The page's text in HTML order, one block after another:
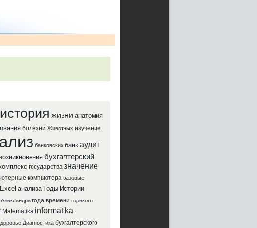
история жизни анатомия
болезни Животных изучение
банковских банк аудит
возникновения бухгалтерский
государства значение
компьютера базовые
Excel анализа Годы Истории
Александра года времени горького
Matematika informatika
Диагностика бухгалтерского